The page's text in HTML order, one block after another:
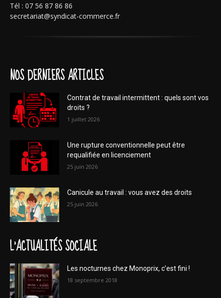
Tél : 07 56 87 86 86
secretariat@syndicat-commerce.fr
NOS DERNIERS ARTICLES
Contrat de travail intermittent : quels sont vos
droits ?
1 juillet 2026
Une rupture conventionnelle peut être
requalifiée en licenciement
25 juin 2026
Canicule au travail : vous avez des droits
25 juin 2026
L'ACTUALITÉS SOCIALE
Les nocturnes chez Monoprix, c’est fini !
18 septembre 2018